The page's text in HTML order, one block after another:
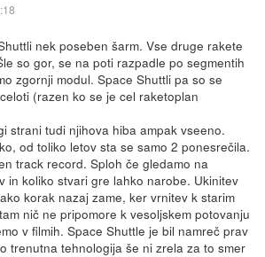
nek poseben šarm. Vse druge rakete
so gor, se na poti razpadle po segmentih
zgornji modul. Space Shuttli pa so se
(razen ko se je cel raketoplan
strani tudi njihova hiba ampak vseeno.
od toliko letov sta se samo 2 ponesrečila.
track record. Sploh če gledamo na
in koliko stvari gre lahko narobe. Ukinitev
korak nazaj zame, ker vrnitev k starim
nič ne pripomore k vesoljskem potovanju
v filmih. Space Shuttle je bil namreč prav
trenutna tehnologija še ni zrela za to smer